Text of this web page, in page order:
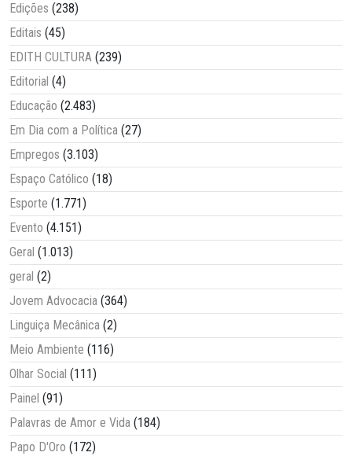
Edições (238)
Editais (45)
EDITH CULTURA (239)
Editorial (4)
Educação (2.483)
Em Dia com a Política (27)
Empregos (3.103)
Espaço Católico (18)
Esporte (1.771)
Evento (4.151)
Geral (1.013)
geral (2)
Jovem Advocacia (364)
Linguiça Mecânica (2)
Meio Ambiente (116)
Olhar Social (111)
Painel (91)
Palavras de Amor e Vida (184)
Papo D'Oro (172)